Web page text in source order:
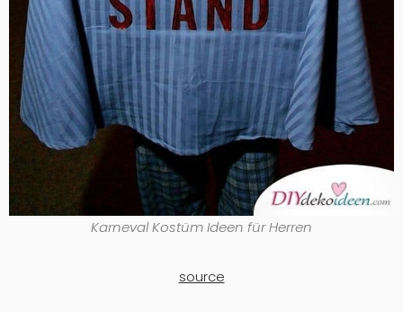
Karneval Kostüm Ideen für Herren
source